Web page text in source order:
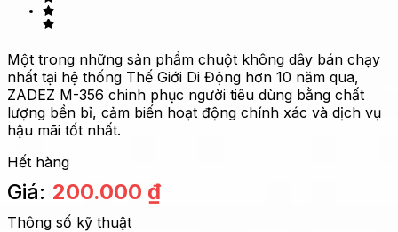
Một trong những sản phẩm chuột không dây bán chạy
nhất tại hệ thống Thế Giới Di Động hơn 10 năm qua,
ZADEZ M-356 chinh phục người tiêu dùng bằng chất
lượng bền bỉ, cảm biến hoạt động chính xác và dịch vụ
hậu mãi tốt nhất.
Hết hàng
Giá: 200.000 ₫
Thông số kỹ thuật